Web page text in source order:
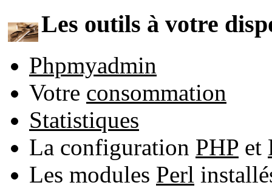
Les outils à votre
Phpmyadmin
Votre consommation
Statistiques
La configuration PHP et
Les modules Perl